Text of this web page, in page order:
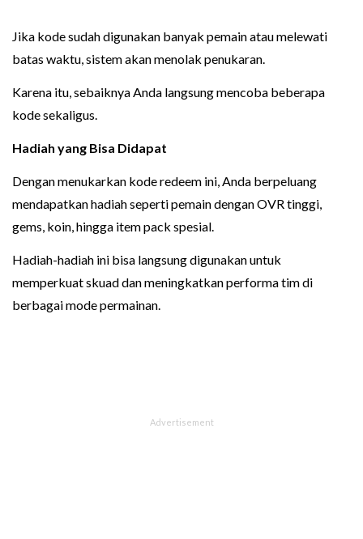
Jika kode sudah digunakan banyak pemain atau melewati
batas waktu, sistem akan menolak penukaran.
Karena itu, sebaiknya Anda langsung mencoba beberapa
kode sekaligus.
Hadiah yang Bisa Didapat
Dengan menukarkan kode redeem ini, Anda berpeluang
mendapatkan hadiah seperti pemain dengan OVR tinggi,
gems, koin, hingga item pack spesial.
Hadiah-hadiah ini bisa langsung digunakan untuk
memperkuat skuad dan meningkatkan performa tim di
berbagai mode permainan.